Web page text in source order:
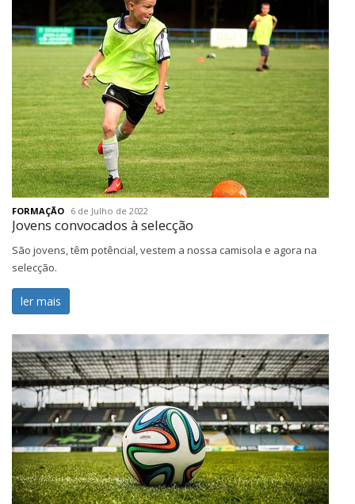
FORMAÇÃO 6 de Julho de 2022
Jovens convocados à selecção
São jovens, têm potêncial, vestem a nossa camisola e agora na
selecção.
ler mais